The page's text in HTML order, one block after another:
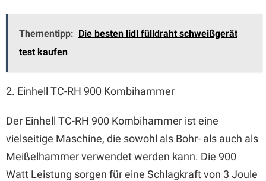
Thementipp: Die besten lidl fülldraht schweißgerät
test kaufen
2. Einhell TC-RH 900 Kombihammer
Der Einhell TC-RH 900 Kombihammer ist eine
vielseitige Maschine, die sowohl als Bohr- als auch als
Meißelhammer verwendet werden kann. Die 900
Watt Leistung sorgen für eine Schlagkraft von 3 Joule